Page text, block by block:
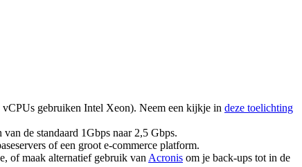
gebruiken Intel Xeon). Neem een kijkje in deze toelichting
de standaard 1Gbps naar 2,5 Gbps.
of een groot e-commerce platform.
of maak alternatief gebruik van Acronis om je back-ups tot in de